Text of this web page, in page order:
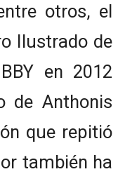
otros, el
Ilustrado de
en 2012
de Anthonis
que repitió
también ha